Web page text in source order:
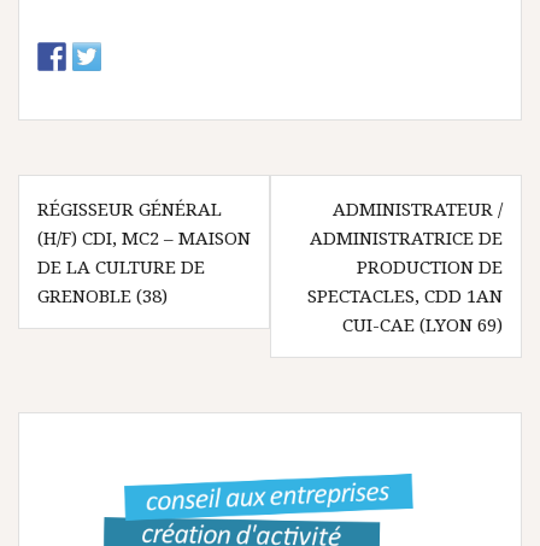
N
i
a
RÉGISSEUR GÉNÉRAL
(H/F) CDI, MC2 – MAISON
DE LA CULTURE DE
GRENOBLE (38)
ADMINISTRATEUR /
ADMINISTRATRICE DE
PRODUCTION DE
SPECTACLES, CDD 1AN
CUI-CAE (LYON 69)